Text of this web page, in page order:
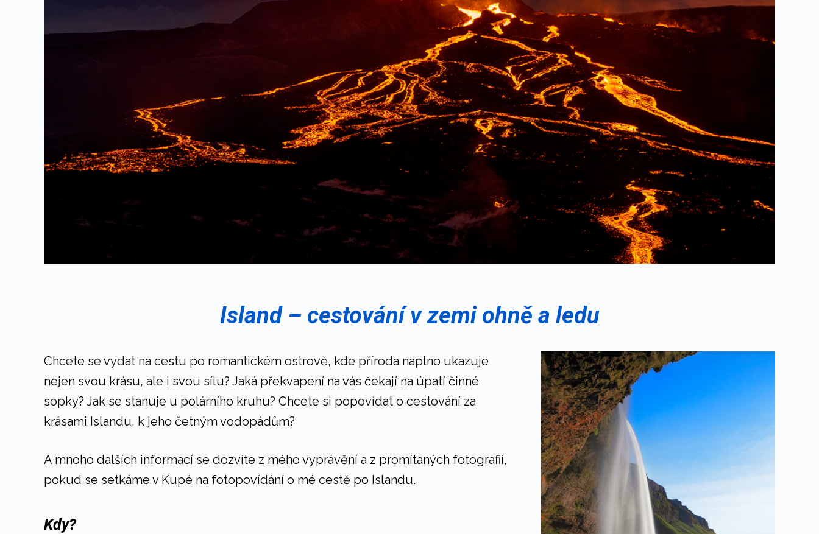
Island – cestování v zemi ohně a ledu
Chcete se vydat na cestu po romantickém ostrově, kde příroda naplno ukazuje
nejen svou krásu, ale i svou sílu? Jaká překvapení na vás čekají na úpatí činné
sopky? Jak se stanuje u polárního kruhu? Chcete si popovídat o cestování za
krásami Islandu, k jeho četným vodopádům?
A mnoho dalších informací se dozvíte z mého vyprávění a z promítaných fotografií,
pokud se setkáme v Kupé na fotopovídání o mé cestě po Islandu.
Kdy?